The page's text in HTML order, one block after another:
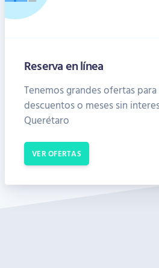
Reserva en línea
Tenemos grandes ofertas
descuentos o meses sin
Querétaro
VER OFERTAS